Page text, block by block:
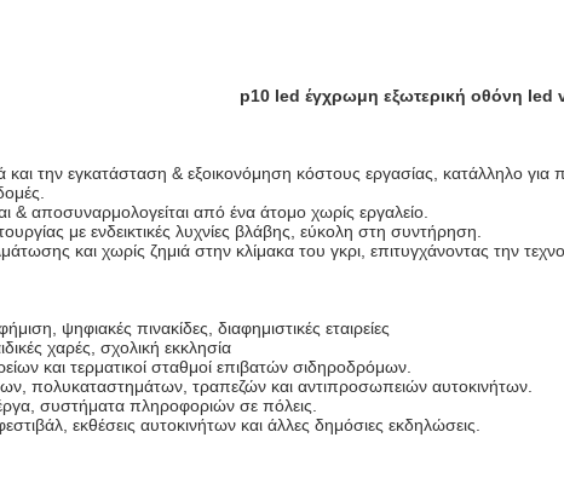
p10 led έγχρωμη εξωτερική οθόνη
την εγκατάσταση & εξοικονόμηση κόστους εργασίας, κατάλληλο για
& αποσυναρμολογείται από ένα άτομο χωρίς εργαλείο.
με ενδεικτικές λυχνίες βλάβης, εύκολη στη συντήρηση.
και χωρίς ζημιά στην κλίμακα του γκρι, επιτυγχάνοντας την
ψηφιακές πινακίδες, διαφημιστικές εταιρείες
χαρές, σχολική εκκλησία
και τερματικοί σταθμοί επιβατών σιδηροδρόμων.
πολυκαταστημάτων, τραπεζών και αντιπροσωπειών αυτοκινήτων.
έργα, συστήματα πληροφοριών σε πόλεις.
εκθέσεις αυτοκινήτων και άλλες δημόσιες εκδηλώσεις.